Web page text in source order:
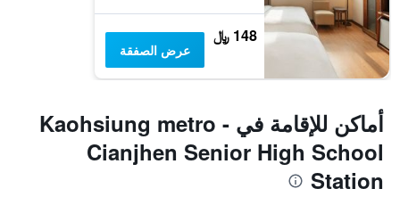
148 ﷼
عرض الصفقة
أماكن للإقامة في Kaohsiung metro -
Cianjhen Senior High School
Station